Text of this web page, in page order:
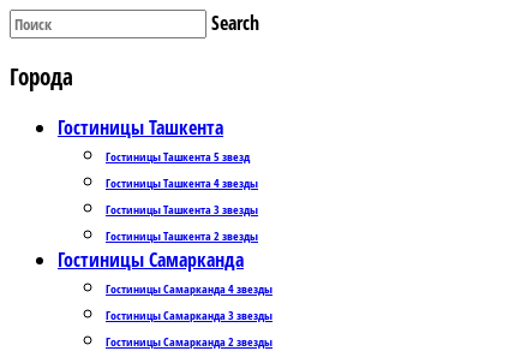
Search
Города
Гостиницы Ташкента
Гостиницы Ташкента 5 звезд
Гостиницы Ташкента 4 звезды
Гостиницы Ташкента 3 звезды
Гостиницы Ташкента 2 звезды
Гостиницы Самарканда
Гостиницы Самарканда 4 звезды
Гостиницы Самарканда 3 звезды
Гостиницы Самарканда 2 звезды